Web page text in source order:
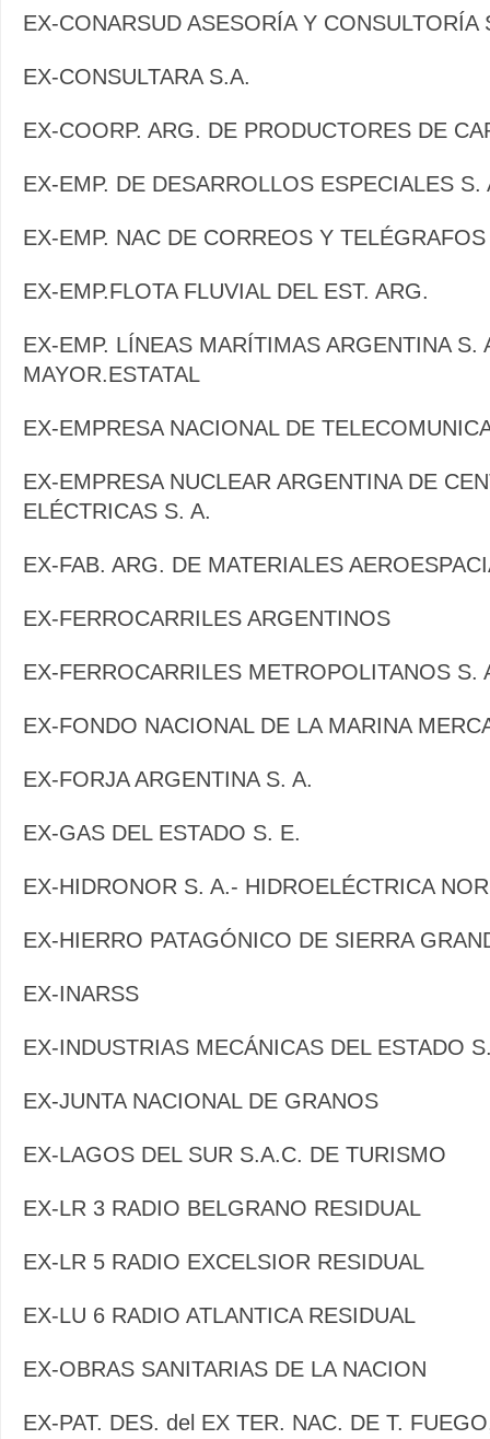
EX-CONARSUD ASESORÍA Y CONSULTORÍA
EX-CONSULTARA S.A.
EX-COORP. ARG. DE PRODUCTORES DE
EX-EMP. DE DESARROLLOS ESPECIALES S.
EX-EMP. NAC DE CORREOS Y TELÉGRAFOS
EX-EMP.FLOTA FLUVIAL DEL EST. ARG.
EX-EMP. LÍNEAS MARÍTIMAS ARGENTINA S.
MAYOR.ESTATAL
EX-EMPRESA NACIONAL DE
EX-EMPRESA NUCLEAR ARGENTINA DE
ELÉCTRICAS S. A.
EX-FAB. ARG. DE MATERIALES
EX-FERROCARRILES ARGENTINOS
EX-FERROCARRILES METROPOLITANOS S.
EX-FONDO NACIONAL DE LA MARINA
EX-FORJA ARGENTINA S. A.
EX-GAS DEL ESTADO S. E.
EX-HIDRONOR S. A.- HIDROELÉCTRICA
EX-HIERRO PATAGÓNICO DE SIERRA
EX-INARSS
EX-INDUSTRIAS MECÁNICAS DEL ESTADO
EX-JUNTA NACIONAL DE GRANOS
EX-LAGOS DEL SUR S.A.C. DE TURISMO
EX-LR 3 RADIO BELGRANO RESIDUAL
EX-LR 5 RADIO EXCELSIOR RESIDUAL
EX-LU 6 RADIO ATLANTICA RESIDUAL
EX-OBRAS SANITARIAS DE LA NACION
EX-PAT. DES. del EX TER. NAC. DE T.